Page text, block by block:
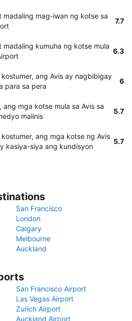
madaling mag-iwan ng kotse sa
7.7
madaling kumuha ng kotse mula
6.3
ang Avis ay nagbibigay
para sa pera
6
mga kotse mula sa Avis sa
malinis
5.7
ang mga kotse ng Avis
kasiya-siya ang kundisyon
5.7
San Francisco
London
Calgary
Melbourne
Auckland
San Francisco Airport
Las Vegas Airport
Zurich Airport
Auckland Airport